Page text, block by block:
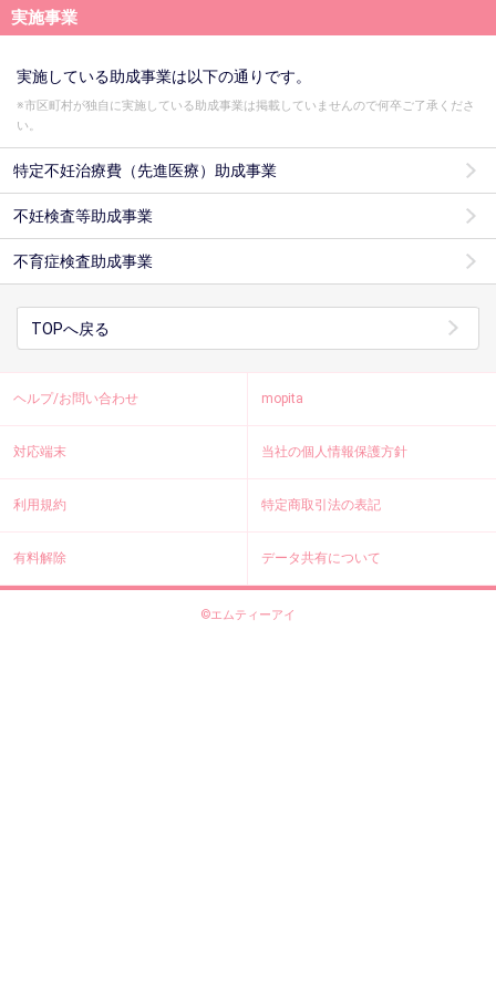
実施事業
実施している助成事業は以下の通りです。
※市区町村が独自に実施している助成事業は掲載していませんので何卒ご了承くださ
い。
特定不妊治療費（先進医療）助成事業
不妊検査等助成事業
不育症検査助成事業
TOPへ戻る
ヘルプ/お問い合わせ mopita
対応端末 当社の個人情報保護方針
利用規約 特定商取引法の表記
有料解除 データ共有について
©エムティーアイ